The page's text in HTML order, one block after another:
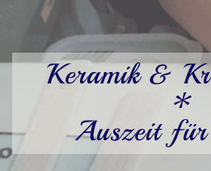
Keramik &
*
Auszeit für